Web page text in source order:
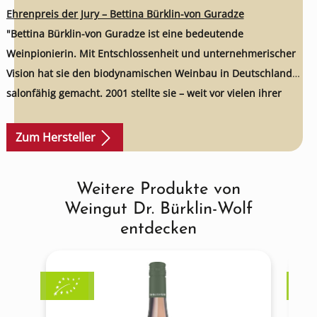
Ehrenpreis der Jury – Bettina Bürklin-von Guradze
"Bettina Bürklin-von Guradze ist eine bedeutende
Weinpionierin. Mit Entschlossenheit und unternehmerischer
Vision hat sie den biodynamischen Weinbau in Deutschland
salonfähig gemacht. 2001 stellte sie – weit vor vielen ihrer
Bürklin-Wolf auf biodynamischen Weinbau um. Das Weingut in
der Pfalz verfügt heute über ein gesundes und stabiles
Qualität und Mengenregulierung war Bettina Bürklin-von
Guradze ihrer Zeit weit voraus. Ihre Rieslinge zählen heute zu
2019: „Die Großen Gewächse vom Riesling-Weingut Dr. Bürklin-
Wolf in Wachenheim gehören zu den größten und
lagerfähigsten Weißweinen der gesamten Weinwelt."
Zum Hersteller
Produktgalerie überspringen
Weitere Produkte von
Weingut Dr. Bürklin-Wolf
entdecken